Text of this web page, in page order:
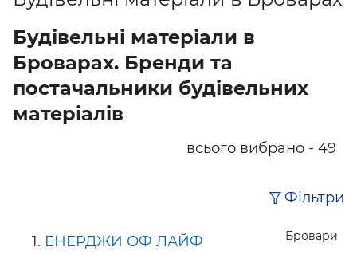
Будівельні матеріали в
Броварах. Бренди та
постачальники будівельних
матеріалів
всього вибрано - 49
Фільтри
Бровари
ЕНЕРДЖИ ОФ ЛАЙФ